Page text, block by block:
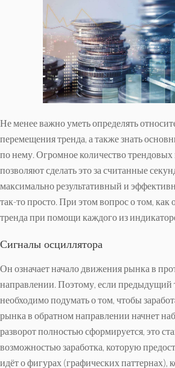
Не менее важно уметь определять
перемещения тренда, а также знать
по нему. Огромное количество трендовых
позволяют сделать это за считанные
максимально результативный и
так-то просто. При этом вопрос о том, как
тренда при помощи каждого из
Сигналы осциллятора
Он означает начало движения рынка в
направлении. Поэтому, если предыдущий
необходимо подумать о том, чтобы
рынка в обратном направлении начнет
разворот полностью сформируется, это
возможностью заработка, которую
идёт о фигурах (графических